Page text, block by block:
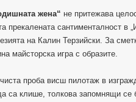
жена“ не притежава
прекалената сантименталност в
на Калин Терзийски. За
майсторска игра с образите.
проба висш пилотаж в
са клише, толкова запомнящи се